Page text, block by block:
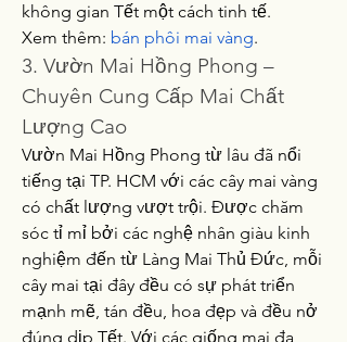
không gian Tết một cách tinh tế.
Xem thêm: bán phôi mai vàng.
3. Vườn Mai Hồng Phong –
Chuyên Cung Cấp Mai Chất
Lượng Cao
Vườn Mai Hồng Phong từ lâu đã nổi
tiếng tại TP. HCM với các cây mai vàng
có chất lượng vượt trội. Được chăm
sóc tỉ mỉ bởi các nghệ nhân giàu kinh
nghiệm đến từ Làng Mai Thủ Đức, mỗi
cây mai tại đây đều có sự phát triển
mạnh mẽ, tán đều, hoa đẹp và đều nở
đúng dịp Tết. Với các giống mai đa